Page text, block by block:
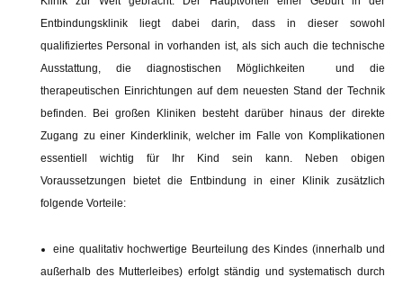
Entbindungsklinik liegt dabei darin, dass in dieser sowohl
qualifiziertes Personal in vorhanden ist, als sich auch die technische
Ausstattung, die diagnostischen Möglichkeiten und die
therapeutischen Einrichtungen auf dem neuesten Stand der Technik
befinden. Bei großen Kliniken besteht darüber hinaus der direkte
Zugang zu einer Kinderklinik, welcher im Falle von Komplikationen
essentiell wichtig für Ihr Kind sein kann. Neben obigen
Voraussetzungen bietet die Entbindung in einer Klinik zusätzlich
folgende Vorteile:
eine qualitativ hochwertige Beurteilung des Kindes (innerhalb und
außerhalb des Mutterleibes) erfolgt ständig und systematisch durch